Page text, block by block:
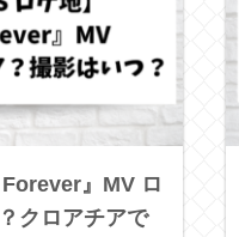
』MV ロ
クロアチアで